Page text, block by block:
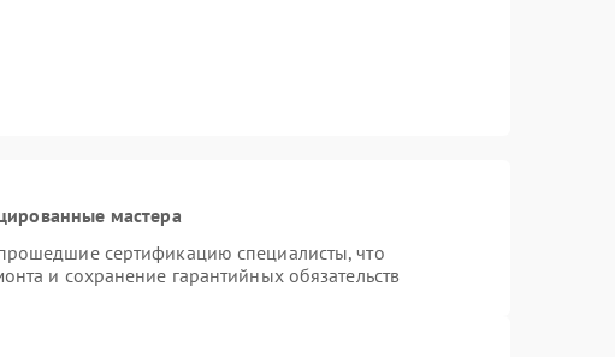
мастера
сертификацию специалисты, что
и сохранение гарантийных обязательств